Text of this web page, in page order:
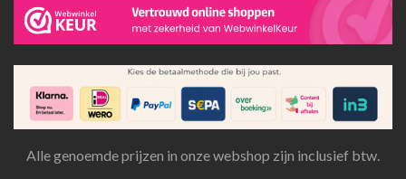
Alle genoemde prijzen in onze webshop zijn inclusief btw.